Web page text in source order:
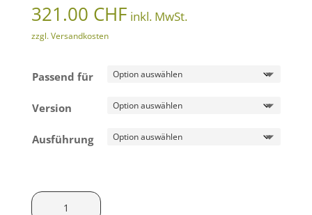
321.00 CHF inkl. MwSt.
zzgl. Versandkosten
Passend für
Version
Ausführung
HMS